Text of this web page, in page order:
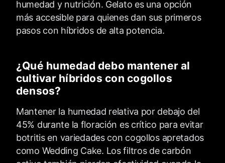
humedad y nutrición. Gelato es una opción
más accesible para quienes dan sus primeros
pasos con híbridos de alta potencia.
¿Qué humedad debo mantener al
cultivar híbridos con cogollos
densos?
Mantener la humedad relativa por debajo del
45% durante la floración es crítico para evitar
botritis en variedades con cogollos apretados
como Wedding Cake. Los filtros de carbón